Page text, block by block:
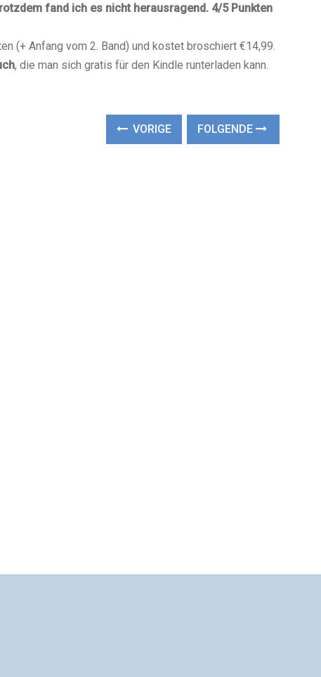
fand ich es nicht herausragend. 4/5 Punkten
(+ Anfang vom 2. Band) und kostet broschiert €14,99.
, die man sich gratis für den Kindle runterladen kann.
VORIGE FOLGENDE